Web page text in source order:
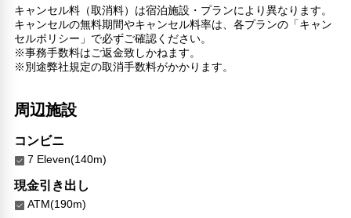
24時間セキュリティ
リネン・衣類の湯洗い
キャッシュレス支払いサービス
キャンセル料（取消料）は宿泊施設・プランにより異なります。
キャンセルの無料期間やキャンセル料率は、各プランの「キャン
セルポリシー」で必ずご確認ください。
※事務手数料はご返金致しかねます。
※別途弊社規定の取消手数料がかかります。
周辺施設
コンビニ
7 Eleven(140m)
現金引き出し
ATM(190m)